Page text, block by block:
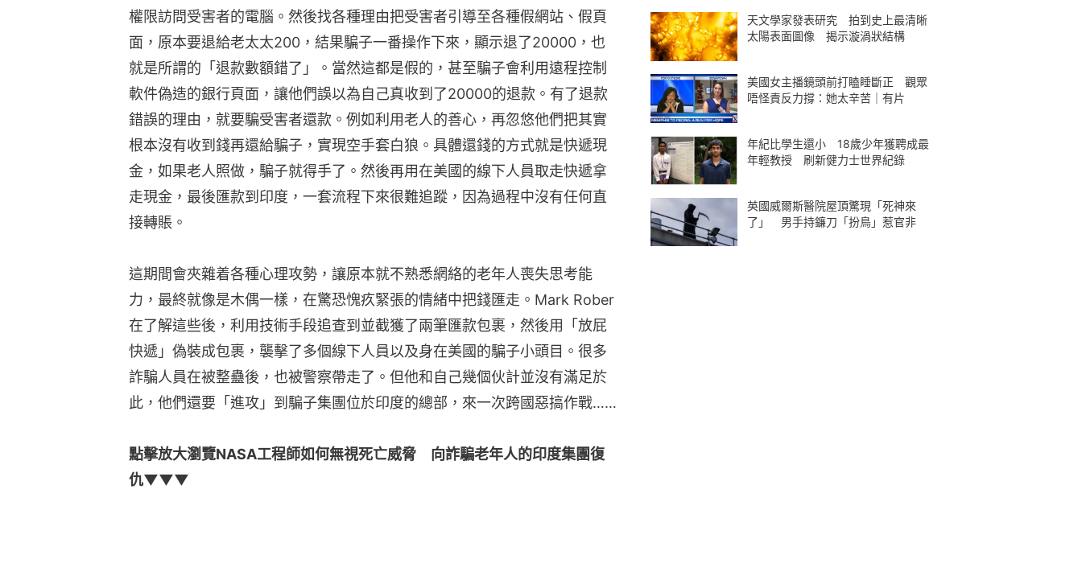
權限訪問受害者的電腦。然後找各種理由把受害者引導至各種假網站、假頁
面，原本要退給老太太200，結果騙子一番操作下來，顯示退了20000，也
就是所謂的「退款數額錯了」。當然這都是假的，甚至騙子會利用遠程控制
軟件偽造的銀行頁面，讓他們誤以為自己真收到了20000的退款。有了退款
錯誤的理由，就要騙受害者還款。例如利用老人的善心，再忽悠他們把其實
根本沒有收到錢再還給騙子，實現空手套白狼。具體還錢的方式就是快遞現
金，如果老人照做，騙子就得手了。然後再用在美國的線下人員取走快遞拿
走現金，最後匯款到印度，一套流程下來很難追蹤，因為過程中沒有任何直
接轉賬。
這期間會夾雜着各種心理攻勢，讓原本就不熟悉網絡的老年人喪失思考能
力，最終就像是木偶一樣，在驚恐愧疚緊張的情緒中把錢匯走。Mark Rober
在了解這些後，利用技術手段追查到並截獲了兩筆匯款包裹，然後用「放屁
快遞」偽裝成包裹，襲擊了多個線下人員以及身在美國的騙子小頭目。很多
詐騙人員在被整蠱後，也被警察帶走了。但他和自己幾個伙計並沒有滿足於
此，他們還要「進攻」到騙子集團位於印度的總部，來一次跨國惡搞作戰……
點擊放大瀏覽NASA工程師如何無視死亡威脅　向詐騙老年人的印度集團復
仇▼▼▼
天文學家發表研究 拍到史上最清晰
太陽表面圖像 揭示漩渦狀結構
美國女主播鏡頭前打瞌睡斷正 觀眾
唔怪責反力撐：她太辛苦｜有片
年紀比學生還小 18歲少年獲聘成最
年輕教授 刷新健力士世界紀錄
英國威爾斯醫院屋頂驚現「死神來
了」 男手持鐮刀「扮鳥」惹官非